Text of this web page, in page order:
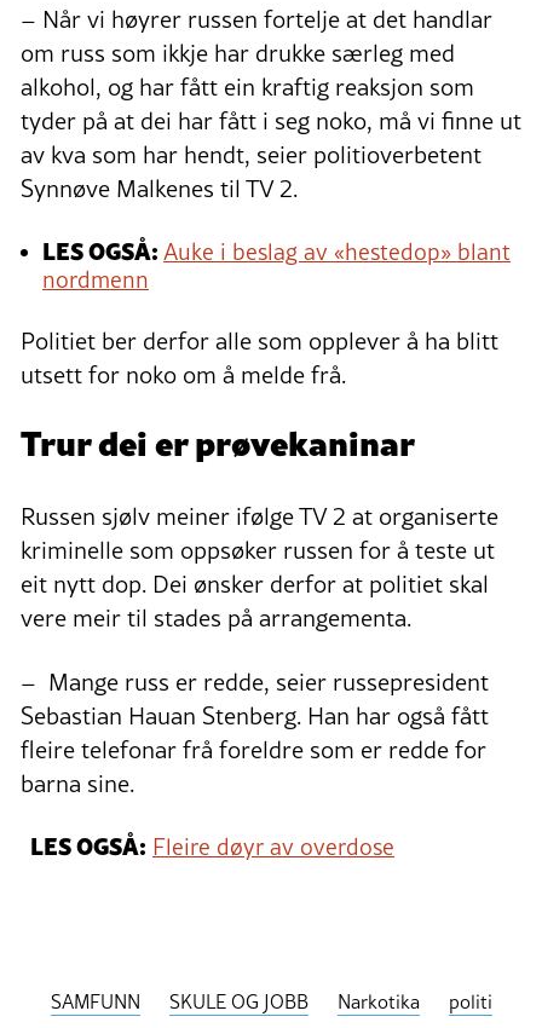
– Når vi høyrer russen fortelje at det handlar
om russ som ikkje har drukke særleg med
alkohol, og har fått ein kraftig reaksjon som
tyder på at dei har fått i seg noko, må vi finne ut
av kva som har hendt, seier politioverbetent
Synnøve Malkenes til TV 2.
LES OGSÅ:Auke i beslag av «hestedop» blant
nordmenn
Politiet ber derfor alle som opplever å ha blitt
utsett for noko om å melde frå.
Trur dei er prøvekaninar
Russen sjølv meiner ifølge TV 2 at organiserte
kriminelle som oppsøker russen for å teste ut
eit nytt dop. Dei ønsker derfor at politiet skal
vere meir til stades på arrangementa.
– Mange russ er redde, seier russepresident
Sebastian Hauan Stenberg. Han har også fått
fleire telefonar frå foreldre som er redde for
barna sine.
LES OGSÅ: Fleire døyr av overdose
SAMFUNN SKULE OG JOBB Narkotika politi